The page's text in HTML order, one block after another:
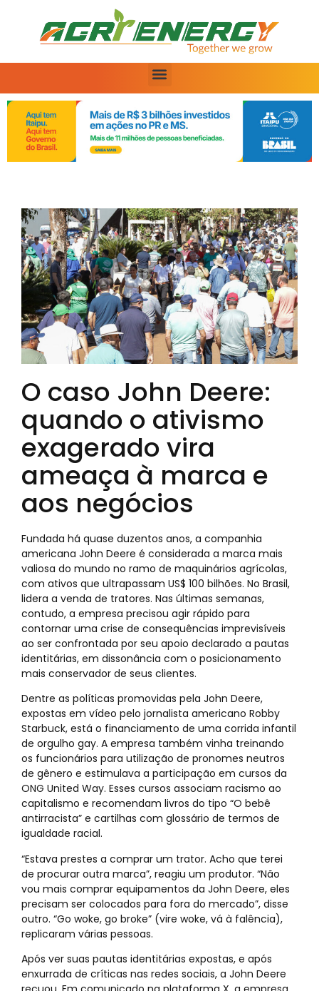
O caso John Deere:
quando o ativismo
exagerado vira
ameaça à marca e
aos negócios
Fundada há quase duzentos anos, a companhia
americana John Deere é considerada a marca mais
valiosa do mundo no ramo de maquinários agrícolas,
com ativos que ultrapassam US$ 100 bilhões. No Brasil,
lidera a venda de tratores. Nas últimas semanas,
contudo, a empresa precisou agir rápido para
contornar uma crise de consequências imprevisíveis
ao ser confrontada por seu apoio declarado a pautas
identitárias, em dissonância com o posicionamento
mais conservador de seus clientes.
Dentre as políticas promovidas pela John Deere,
expostas em vídeo pelo jornalista americano Robby
Starbuck, está o financiamento de uma corrida infantil
de orgulho gay. A empresa também vinha treinando
os funcionários para utilização de pronomes neutros
de gênero e estimulava a participação em cursos da
ONG United Way. Esses cursos associam racismo ao
capitalismo e recomendam livros do tipo “O bebê
antirracista” e cartilhas com glossário de termos de
igualdade racial.
“Estava prestes a comprar um trator. Acho que terei
de procurar outra marca”, reagiu um produtor. “Não
vou mais comprar equipamentos da John Deere, eles
precisam ser colocados para fora do mercado”, disse
outro. “Go woke, go broke” (vire woke, vá à falência),
replicaram várias pessoas.
Após ver suas pautas identitárias expostas, e após
enxurrada de críticas nas redes sociais, a John Deere